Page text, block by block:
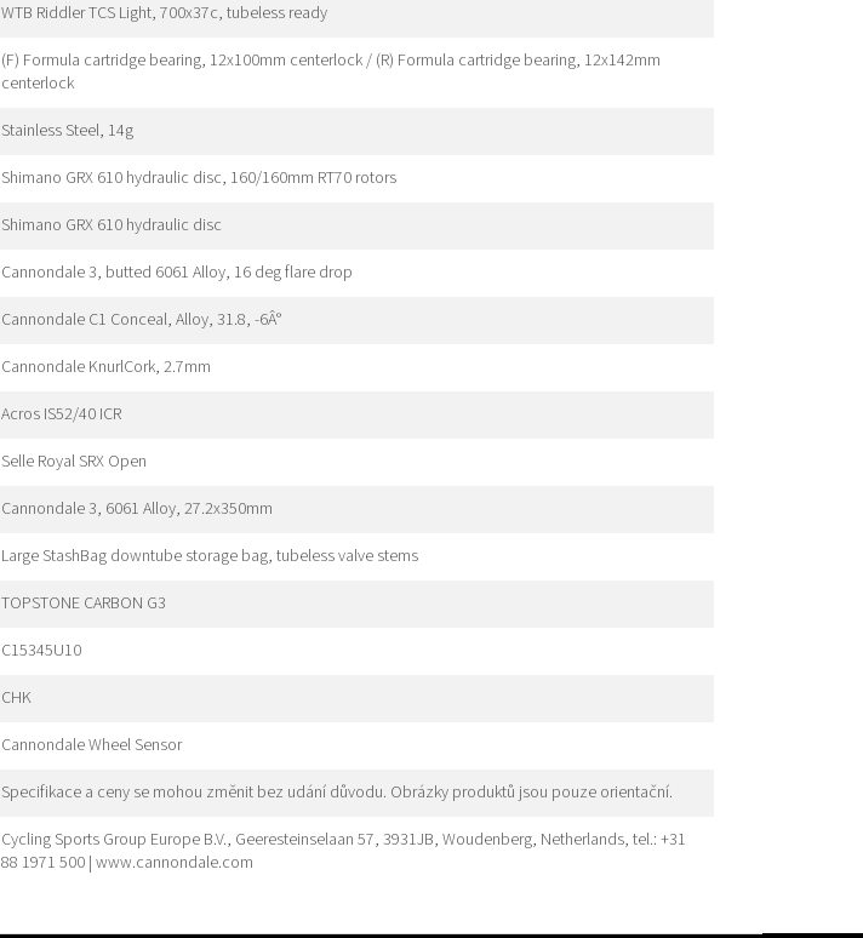
WTB Riddler TCS Light, 700x37c, tubeless ready
(F) Formula cartridge bearing, 12x100mm centerlock / (R) Formula cartridge bearing, 12x142mm
centerlock
Stainless Steel, 14g
Shimano GRX 610 hydraulic disc, 160/160mm RT70 rotors
Shimano GRX 610 hydraulic disc
Cannondale 3, butted 6061 Alloy, 16 deg flare drop
Cannondale C1 Conceal, Alloy, 31.8, -6Â°
Cannondale KnurlCork, 2.7mm
Acros IS52/40 ICR
Selle Royal SRX Open
Cannondale 3, 6061 Alloy, 27.2x350mm
Large StashBag downtube storage bag, tubeless valve stems
TOPSTONE CARBON G3
C15345U10
CHK
Cannondale Wheel Sensor
Specifikace a ceny se mohou změnit bez udání důvodu. Obrázky produktů jsou pouze orientační.
Cycling Sports Group Europe B.V., Geeresteinselaan 57, 3931JB, Woudenberg, Netherlands, tel.: +31
88 1971 500 | www.cannondale.com